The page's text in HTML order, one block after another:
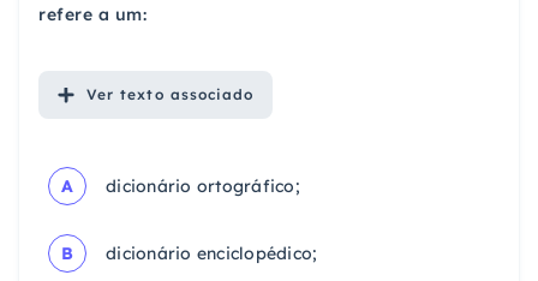
refere a um:
Ver texto associado
A dicionário ortográfico;
B dicionário enciclopédico;